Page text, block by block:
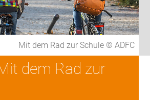
Mit dem Rad zur Schule © ADFC
dem Rad zur